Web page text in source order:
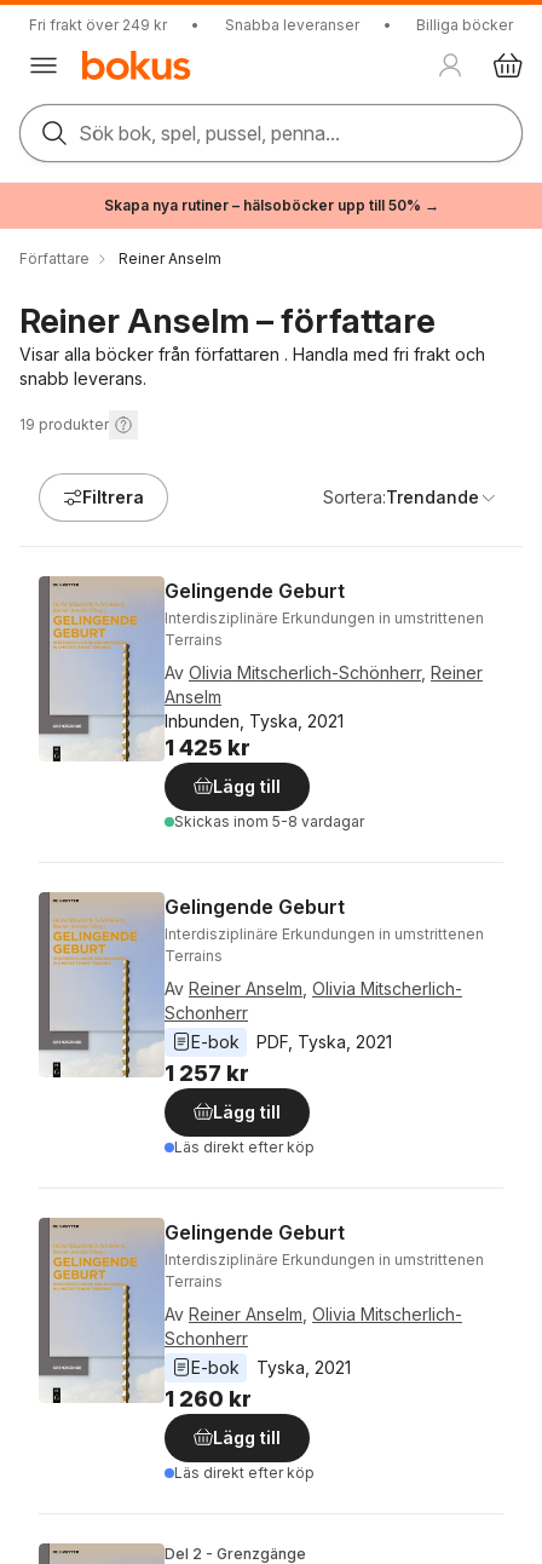
Fri frakt över 249 kr • Snabba leveranser • Billiga böcker
Sök bok, spel, pussel, penna...
Skapa nya rutiner – hälsoböcker upp till 50% →
Författare Reiner Anselm
Reiner Anselm – författare
Visar alla böcker från författaren . Handla med fri frakt och
snabb leverans.
19 produkter
Filtrera Sortera:Trendande
Gelingende Geburt
Interdisziplinäre Erkundungen in umstrittenen
Terrains
Av Olivia Mitscherlich-Schönherr, Reiner
Anselm
Inbunden, Tyska, 2021
1 425 kr
Lägg till
Skickas inom 5-8 vardagar
Gelingende Geburt
Interdisziplinäre Erkundungen in umstrittenen
Terrains
Av Reiner Anselm Olivia Mitscherlich-
Schonherr
E-bok
PDF Tyska 2021
1 257 kr
Lägg till
Läs direkt efter köp
Gelingende Geburt
Interdisziplinäre Erkundungen in umstrittenen
Terrains
Av Reiner Anselm Olivia Mitscherlich-
Schonherr
E-bok
Tyska 2021
1 260 kr
Lägg till
Läs direkt efter köp
Del 2 - Grenzgänge